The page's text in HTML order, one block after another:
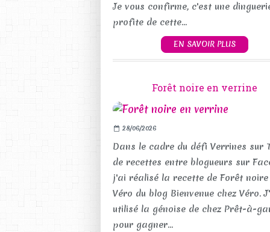
Je vous confirme, c'est une
profite de cette...
EN SAVOIR PLUS
Forêt noire en verrine
28/06/2026
Dans le cadre du défi Verrines sur
de recettes entre blogueurs sur
j'ai réalisé la recette de Forêt noire
Véro du blog Bienvenue chez Véro.
utilisé la génoise de chez Prêt-à-
pour gagner...